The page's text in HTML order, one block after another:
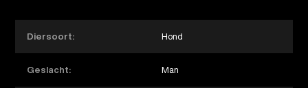
Diersoort: Hond
Geslacht: Man